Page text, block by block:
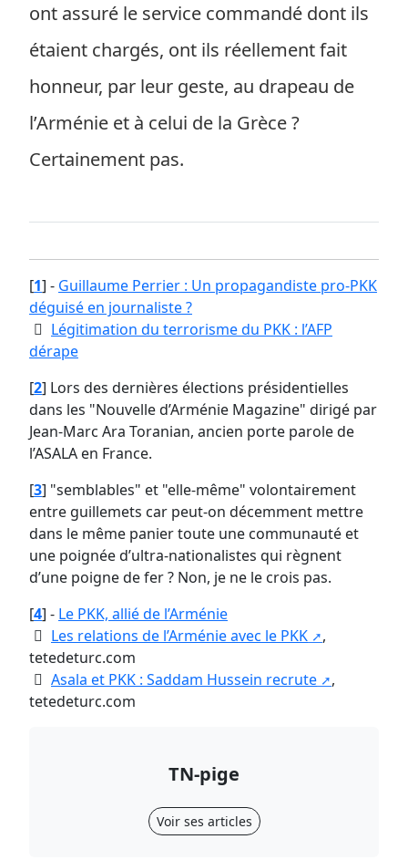
ont assuré le service commandé dont ils
étaient chargés, ont ils réellement fait
honneur, par leur geste, au drapeau de
l’Arménie et à celui de la Grèce ?
Certainement pas.
[1] - Guillaume Perrier : Un propagandiste pro-PKK
déguisé en journaliste ?
Légitimation du terrorisme du PKK : l’AFP
dérape
[2] Lors des dernières élections présidentielles
dans les "Nouvelle d’Arménie Magazine" dirigé par
Jean-Marc Ara Toranian, ancien porte parole de
l’ASALA en France.
[3] "semblables" et "elle-même" volontairement
entre guillemets car peut-on décemment mettre
dans le même panier toute une communauté et
une poignée d’ultra-nationalistes qui règnent
d’une poigne de fer ? Non, je ne le crois pas.
[4] - Le PKK, allié de l’Arménie
Les relations de l’Arménie avec le PKK
,
tetedeturc.com
Asala et PKK : Saddam Hussein recrute
,
tetedeturc.com
TN-pige
Voir ses articles